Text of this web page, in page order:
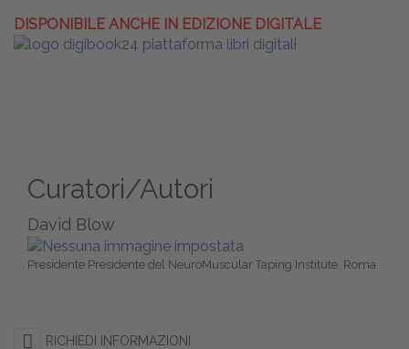
DISPONIBILE ANCHE IN EDIZIONE DIGITALE
Curatori/Autori
David Blow
Presidente Presidente del NeuroMuscular Taping Institute, Roma
RICHIEDI INFORMAZIONI